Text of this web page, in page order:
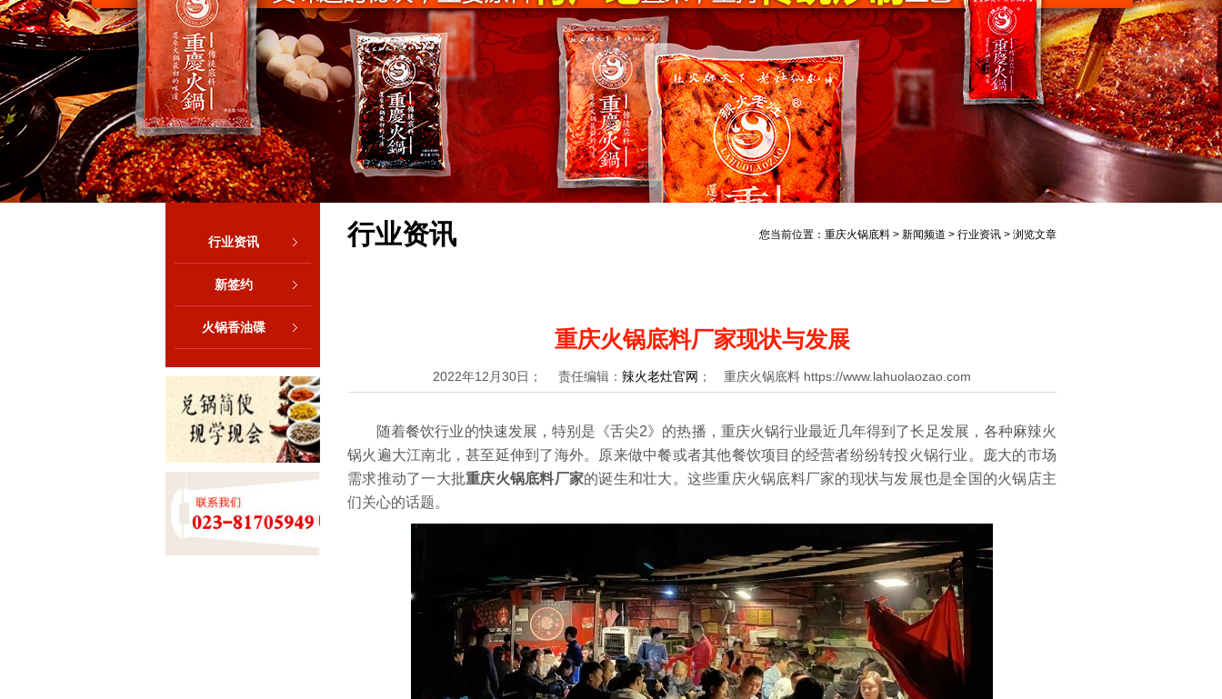
行业资讯
新签约
火锅香油碟
您当前位置： 重庆火锅底料 > 新闻频道 > 行业资讯 > 浏览文章
行业资讯
重庆火锅底料厂家现状与发展
2022年12月30日； 责任编辑： 辣火老灶官网 ； 重庆火锅底料 https://www.lahuolaozao.com
随着餐饮行业的快速发展，特别是《舌尖2》的热播，重庆火锅行业最近几年得到了长足发展，各种麻辣火
锅火遍大江南北，甚至延伸到了海外。原来做中餐或者其他餐饮项目的经营者纷纷转投火锅行业。庞大的市场
需求推动了一大批重庆火锅底料厂家的诞生和壮大。这些重庆火锅底料厂家的现状与发展也是全国的火锅店主
们关心的话题。